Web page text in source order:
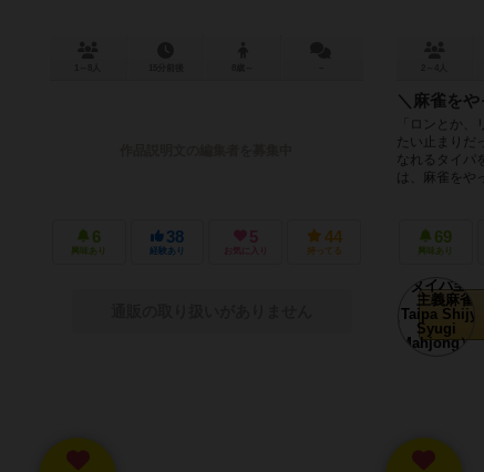
6
興味あり
38
経験あり
5
お気に入り
44
持ってる
＼麻雀を
「ロンとか
たい止まりだ
なれるタイパ
は、麻雀をや
69
興味あり